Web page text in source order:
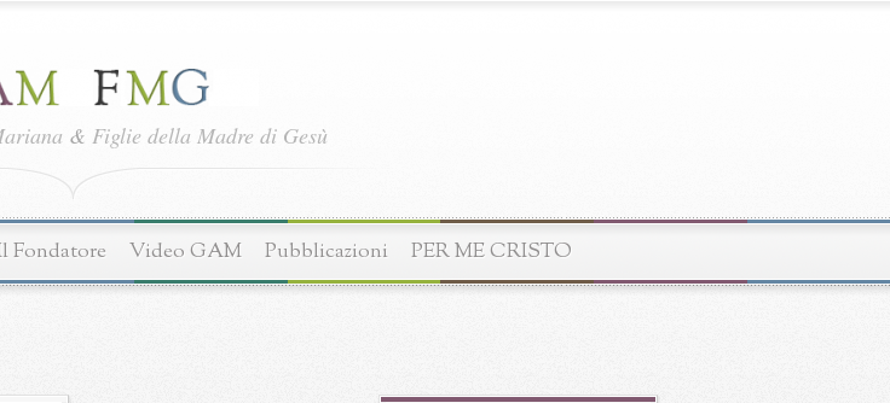
& Figlie della Madre di Gesù
Fondatore Video GAM Pubblicazioni PER ME CRISTO